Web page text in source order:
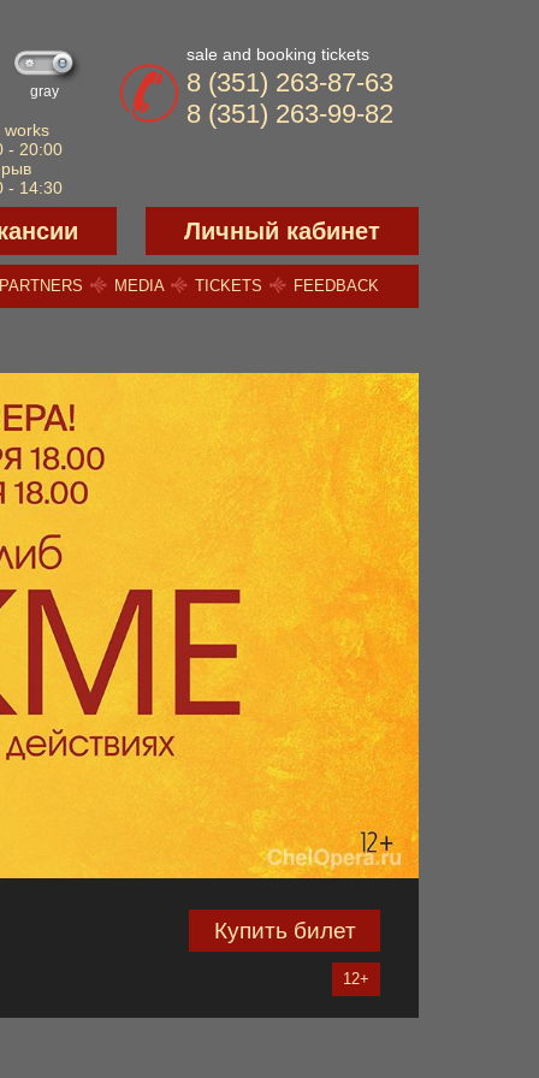
gray
works
- 20:00
- 14:30
sale and booking tickets
8 (351) 263-87-63
8 (351) 263-99-82
Личный кабинет
MEDIA TICKETS FEEDBACK
Купить билет
12+